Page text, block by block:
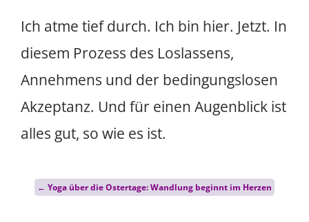
Ich atme tief durch. Ich bin hier. Jetzt. In
diesem Prozess des Loslassens,
Annehmens und der bedingungslosen
Akzeptanz. Und für einen Augenblick ist
alles gut, so wie es ist.
Post
navigation
← Yoga über die Ostertage: Wandlung beginnt im Herzen